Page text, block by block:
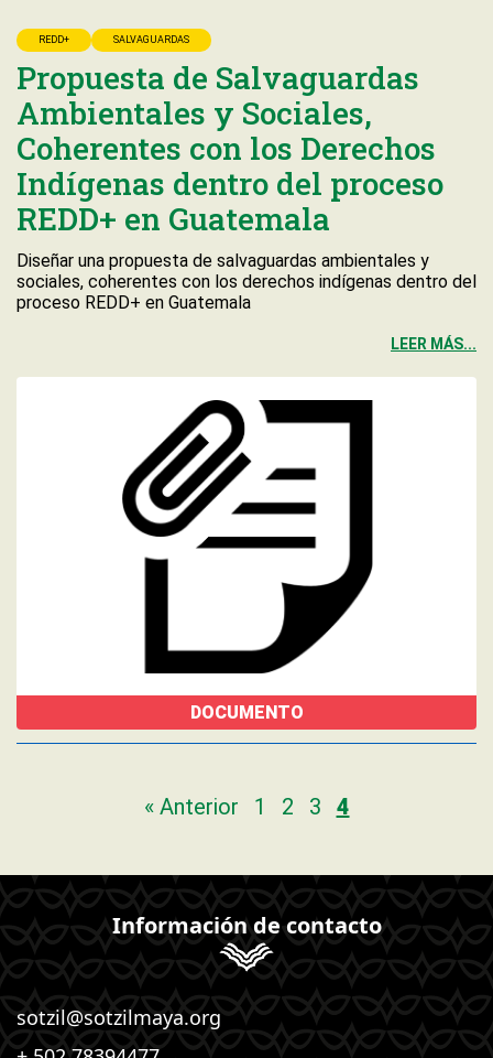
REDD+ SALVAGUARDAS
Propuesta de Salvaguardas
Ambientales y Sociales,
Coherentes con los Derechos
Indígenas dentro del proceso
REDD+ en Guatemala
Diseñar una propuesta de salvaguardas ambientales y
sociales, coherentes con los derechos indígenas dentro del
proceso REDD+ en Guatemala
LEER MÁS...
DOCUMENTO
« Anterior 1 2 3 4
Información de contacto
sotzil@sotzilmaya.org